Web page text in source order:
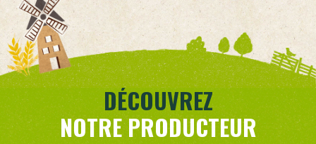
DÉCOUVREZ
NOTRE PRODUCTEUR